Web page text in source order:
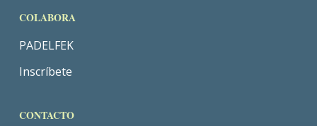
COLABORA
PADELFEK
Inscríbete
CONTACTO